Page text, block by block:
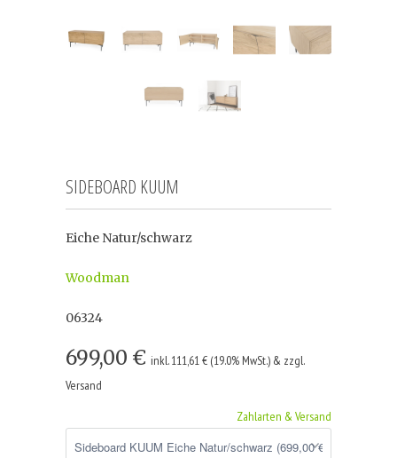
SIDEBOARD KUUM
Eiche Natur/schwarz
Woodman
06324
699,00 € inkl. 111,61 € (19.0% MwSt.) & zzgl.
Versand
Zahlarten & Versand